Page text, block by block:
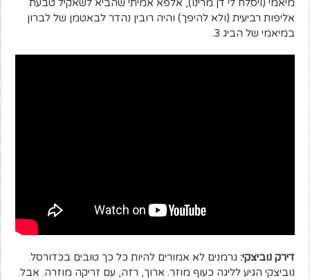
מיאמי (ויסלח לי דן מרינו), אלפא אמיתי שהביא לשאקיל טבעת
אליפות רביעית (ולא להיפך) והיה רובין נהדר לבאטמן של לברון
במיאמי של הביג 3.
דירק נוביצקי: גרמנים לא אמורים להיות כל כך טובים בכדורסל.
נוביצקי הגיע לליגה כעוף מוזר. ארוך, רזה, עם זריקה מוזרה. אבל